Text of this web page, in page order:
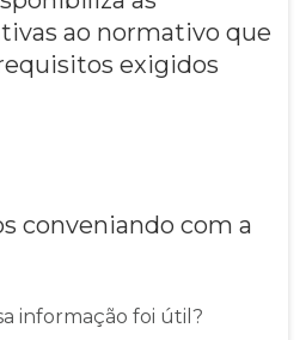
ao normativo que
exigidos
conveniando com a
informação foi útil?